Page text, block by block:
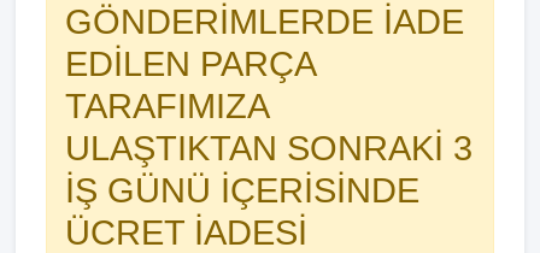
GÖNDERİMLERDE İADE
EDİLEN PARÇA
TARAFIMIZA
ULAŞTIKTAN SONRAKİ 3
İŞ GÜNÜ İÇERİSİNDE
ÜCRET İADESİ